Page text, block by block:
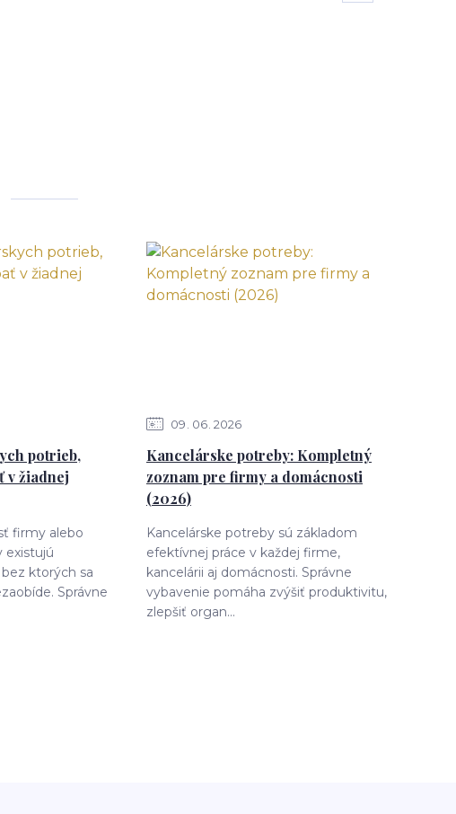
potrieb,
v žiadnej
firmy alebo
existujú
ktorých sa
Správne
09 06 2026
Kancelárske potreby: Kompletný
zoznam pre firmy a domácnosti
(2026)
Kancelárske potreby sú základom
efektívnej práce v každej firme,
kancelárii aj domácnosti. Správne
vybavenie pomáha zvýšiť produktivitu,
zlepšiť organ...